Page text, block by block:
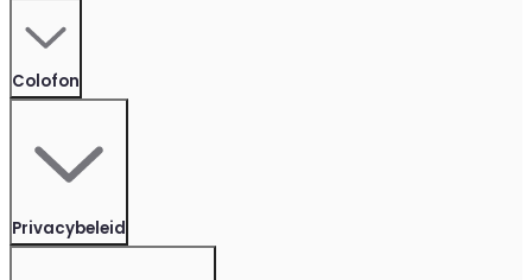
Colofon
Privacybeleid